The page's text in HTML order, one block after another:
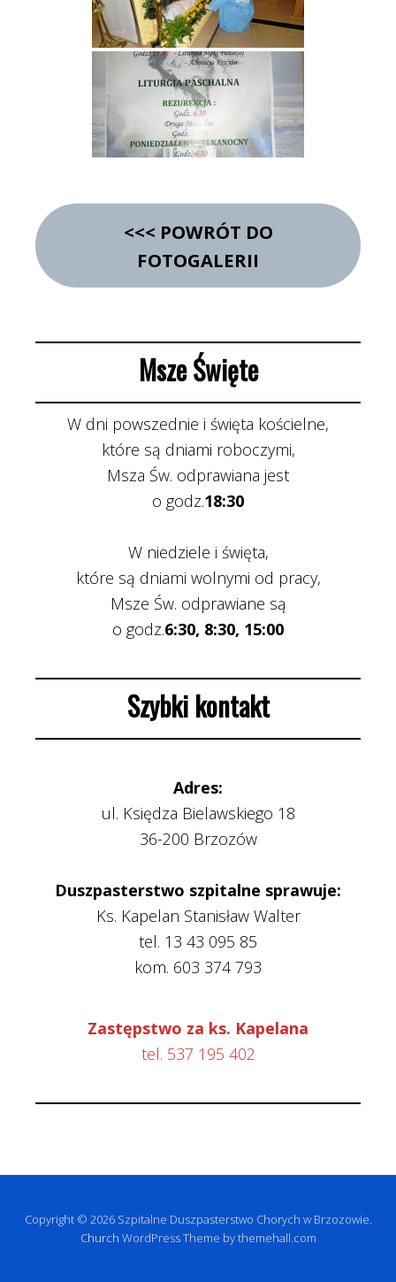
<<< POWRÓT DO
FOTOGALERII
Msze Święte
W dni powszednie i święta kościelne,
które są dniami roboczymi,
Msza Św. odprawiana jest
o godz.18:30
W niedziele i święta,
które są dniami wolnymi od pracy,
Msze Św. odprawiane są
o godz.6:30, 8:30, 15:00
Szybki kontakt
Adres:
ul. Księdza Bielawskiego 18
36-200 Brzozów
Duszpasterstwo szpitalne sprawuje:
Ks. Kapelan Stanisław Walter
tel. 13 43 095 85
kom. 603 374 793
Zastępstwo za ks. Kapelana
tel. 537 195 402
Copyright © 2026 Szpitalne Duszpasterstwo Chorych w Brzozowie.
Church WordPress Theme by themehall.com